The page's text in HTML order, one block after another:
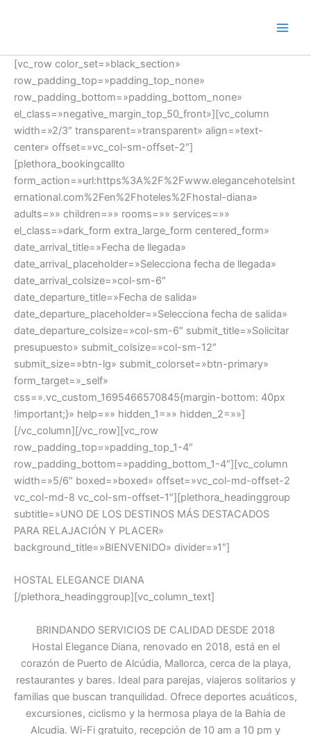
[vc_row color_set=»black_section»
row_padding_top=»padding_top_none»
row_padding_bottom=»padding_bottom_none»
el_class=»negative_margin_top_50_front»][vc_column
width=»2/3″ transparent=»transparent» align=»text-
center» offset=»vc_col-sm-offset-2″]
[plethora_bookingcallto
form_action=»url:https%3A%2F%2Fwww.elegancehotelsint
ernational.com%2Fen%2Fhoteles%2Fhostal-diana»
adults=»» children=»» rooms=»» services=»»
el_class=»dark_form extra_large_form centered_form»
date_arrival_title=»Fecha de llegada»
date_arrival_placeholder=»Selecciona fecha de llegada»
date_arrival_colsize=»col-sm-6″
date_departure_title=»Fecha de salida»
date_departure_placeholder=»Selecciona fecha de salida»
date_departure_colsize=»col-sm-6″ submit_title=»Solicitar
presupuesto» submit_colsize=»col-sm-12″
submit_size=»btn-lg» submit_colorset=»btn-primary»
form_target=»_self»
css=».vc_custom_1695466570845{margin-bottom: 40px
!important;}» help=»» hidden_1=»» hidden_2=»»]
[/vc_column][/vc_row][vc_row
row_padding_top=»padding_top_1-4″
row_padding_bottom=»padding_bottom_1-4″][vc_column
width=»5/6″ boxed=»boxed» offset=»vc_col-md-offset-2
vc_col-md-8 vc_col-sm-offset-1″][plethora_headinggroup
subtitle=»UNO DE LOS DESTINOS MÁS DESTACADOS
PARA RELAJACIÓN Y PLACER»
background_title=»BIENVENIDO» divider=»1″]
HOSTAL ELEGANCE DIANA
[/plethora_headinggroup][vc_column_text]
BRINDANDO SERVICIOS DE CALIDAD DESDE 2018
Hostal Elegance Diana, renovado en 2018, está en el
corazón de Puerto de Alcúdia, Mallorca, cerca de la playa,
restaurantes y bares. Ideal para parejas, viajeros solitarios y
familias que buscan tranquilidad. Ofrece deportes acuáticos,
excursiones, ciclismo y la hermosa playa de la Bahia de
Alcudia. Wi-Fi gratuito, recepción de 10 am a 10 pm y